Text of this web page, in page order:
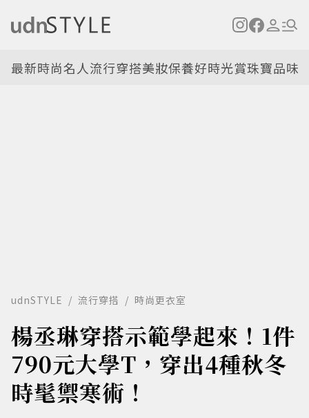
最新時尚名人流行穿搭美妝保養好時光賞珠寶品味
udnSTYLE 流行穿搭 時尚更衣室
楊丞琳穿搭示範學起來！1件
790元大學T，穿出4種秋冬
時髦禦寒術！